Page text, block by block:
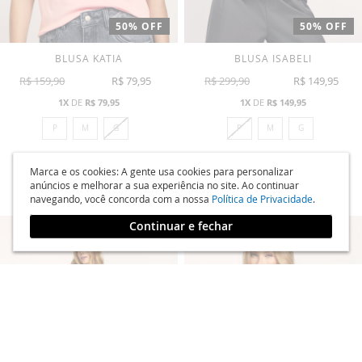
Marca e os cookies: A gente usa cookies para personalizar
anúncios e melhorar a sua experiência no site. Ao continuar
navegando, você concorda com a nossa Política de Privacidade.
Continuar e fechar
50% OFF
BLUSA KATIA
R$ 79,95
R$ 159,90
1XDE R$ 79,95
P M G
COMPRAR
ADICIONAR
A
LISTA
DE
DESEJOS
50% OFF
BLUSA ISABELI
R$ 149,95
R$ 299,90
1X DE R$ 149,95
P M G
COMPRAR